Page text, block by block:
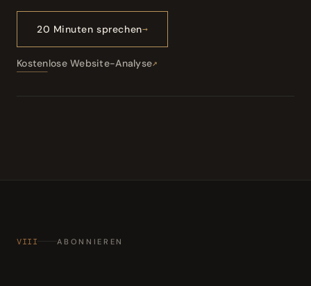
20 Minuten sprechen
Kostenlose Website-Analyse
VIII ABONNIEREN